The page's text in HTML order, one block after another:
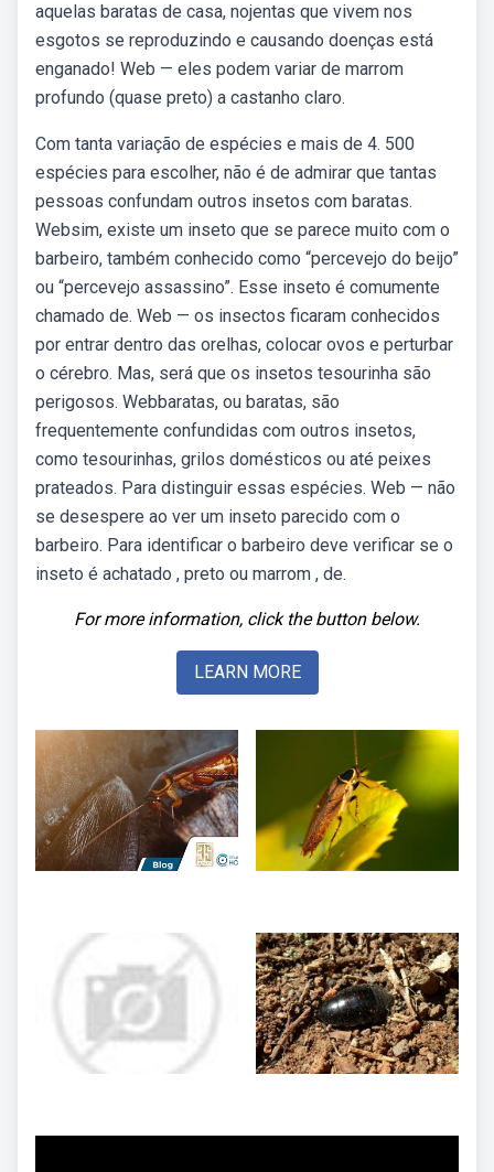
aquelas baratas de casa, nojentas que vivem nos
esgotos se reproduzindo e causando doenças está
enganado! Web — eles podem variar de marrom
profundo (quase preto) a castanho claro.
Com tanta variação de espécies e mais de 4. 500
espécies para escolher, não é de admirar que tantas
pessoas confundam outros insetos com baratas.
Websim, existe um inseto que se parece muito com o
barbeiro, também conhecido como “percevejo do beijo”
ou “percevejo assassino”. Esse inseto é comumente
chamado de. Web — os insectos ficaram conhecidos
por entrar dentro das orelhas, colocar ovos e perturbar
o cérebro. Mas, será que os insetos tesourinha são
perigosos. Webbaratas, ou baratas, são
frequentemente confundidas com outros insetos,
como tesourinhas, grilos domésticos ou até peixes
prateados. Para distinguir essas espécies. Web — não
se desespere ao ver um inseto parecido com o
barbeiro. Para identificar o barbeiro deve verificar se o
inseto é achatado , preto ou marrom , de.
For more information, click the button below.
LEARN MORE